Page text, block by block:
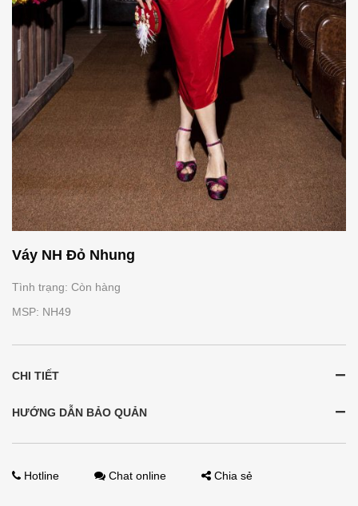
Váy NH Đỏ Nhung
Tình trạng: Còn hàng
MSP: NH49
CHI TIẾT
HƯỚNG DẪN BẢO QUẢN
Hotline Chat online Chia sẻ